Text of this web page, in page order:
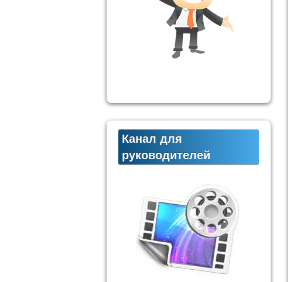
Канал для
руководителей